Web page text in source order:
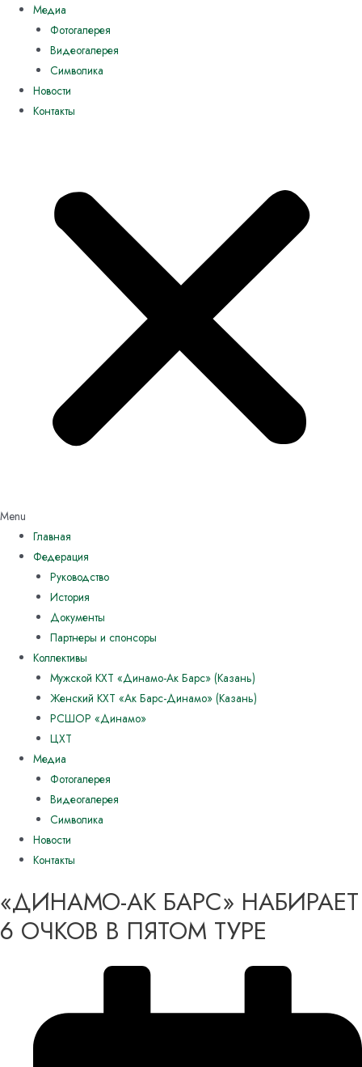
Медиа
Фотогалерея
Видеогалерея
Символика
Новости
Контакты
Menu
Главная
Федерация
Руководство
История
Документы
Партнеры и спонсоры
Коллективы
Мужской КХТ «Динамо-Ак Барс» (Казань)
Женский КХТ «Ак Барс-Динамо» (Казань)
РСШОР «Динамо»
ЦХТ
Медиа
Фотогалерея
Видеогалерея
Символика
Новости
Контакты
«ДИНАМО-АК БАРС» НАБИРАЕТ
6 ОЧКОВ В ПЯТОМ ТУРЕ